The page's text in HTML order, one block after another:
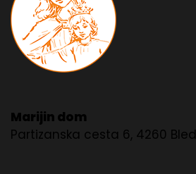
Marijin dom
Partizanska cesta 6, 4260 Bled